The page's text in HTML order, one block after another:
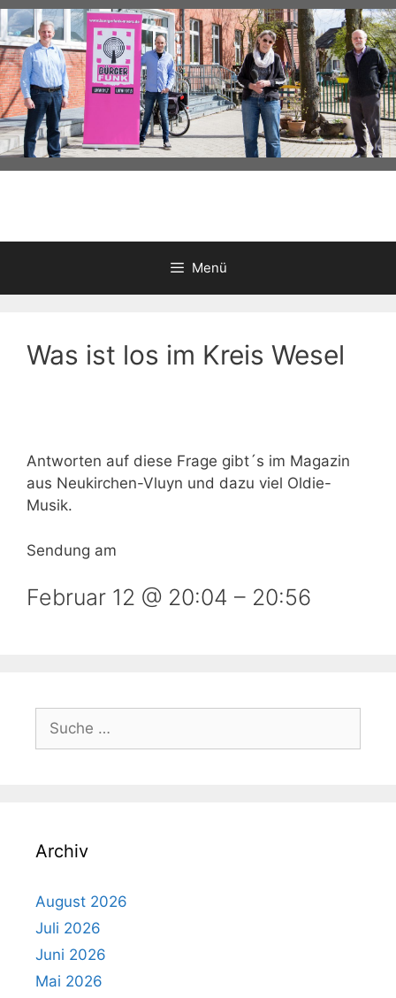
Zum
Inhalt
springen
Menü
Was ist los im Kreis Wesel
Antworten auf diese Frage gibt´s im Magazin
aus Neukirchen-Vluyn und dazu viel Oldie-
Musik.
Sendung am
Februar 12 @ 20:04 – 20:56
Suche
nach:
Archiv
August 2026
Juli 2026
Juni 2026
Mai 2026